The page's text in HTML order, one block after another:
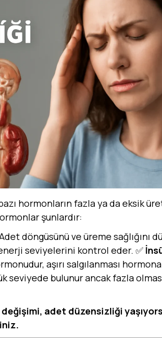
hormonların fazla ya da eksik
şunlardır:
döngüsünü ve üreme sağlığını
seviyelerini kontrol eder. ✅
aşırı salgılanması
seviyede bulunur ancak fazla
değişimi, adet düzensizliği